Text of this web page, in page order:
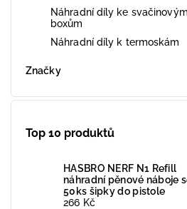
Náhradní díly ke svačinovým
boxům
Náhradní díly k termoskám
Značky
Top 10 produktů
HASBRO NERF N1 Refill
náhradní pěnové náboje
50ks šipky do pistole
266 Kč